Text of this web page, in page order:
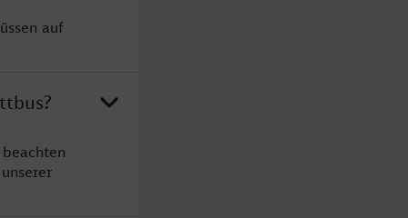
auf